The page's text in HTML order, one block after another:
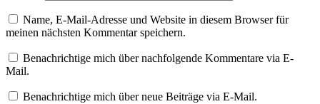
Name, E-Mail-Adresse und Website in diesem Browser für
meinen nächsten Kommentar speichern.
Benachrichtige mich über nachfolgende Kommentare via E-
Mail.
Benachrichtige mich über neue Beiträge via E-Mail.